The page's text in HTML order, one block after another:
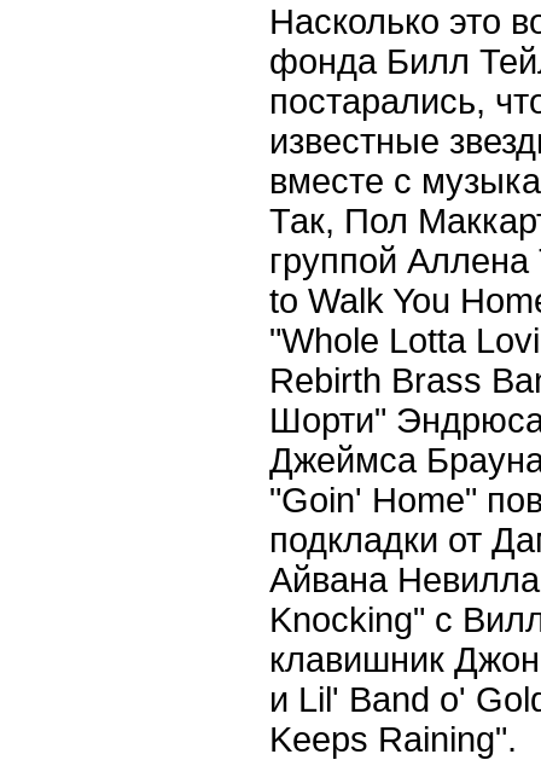
Насколько это
фонда Билл
постарались,
известные
вместе с
Так, Пол
группой
to Walk You
"Whole Lotta
Rebirth Brass
Шорти"
Джеймса
"Goin' Home"
подкладки от
Айвана
Knocking" с
клавишник
и Lil' Band o'
Keeps Raining".